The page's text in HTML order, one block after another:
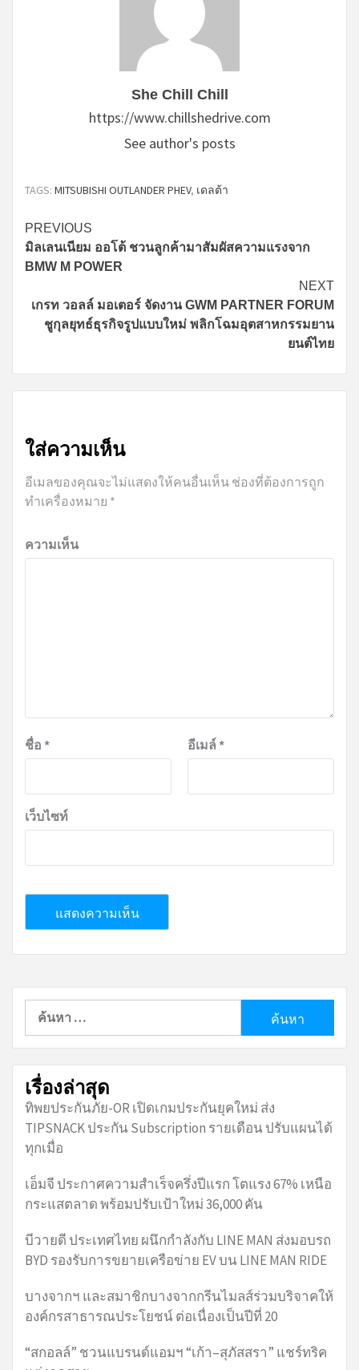
She Chill Chill
https://www.chillshedrive.com
See author's posts
TAGS: MITSUBISHI OUTLANDER PHEV, เดลต้า
Continue
Reading
PREVIOUS
มิลเลนเนียม ออโต้ ชวนลูกค้ามาสัมผัสความแรงจาก
BMW M POWER
NEXT
เกรท วอลล์ มอเตอร์ จัดงาน GWM PARTNER FORUM
ชูกุลยุทธ์ธุรกิจรูปแบบใหม่ พลิกโฉมอุตสาหกรรมยาน
ยนต์ไทย
ใส่ความเห็น
อีเมลของคุณจะไม่แสดงให้คนอื่นเห็น ช่องที่ต้องการถูก
ทำเครื่องหมาย *
ความเห็น
ชื่อ * อีเมล์ *
เว็บไซท์
ค้นหา
เรื่องล่าสุด
ทิพยประกันภัย-OR เปิดเกมประกันยุคใหม่ ส่ง
TIPSNACK ประกัน Subscription รายเดือน ปรับแผนได้
ทุกเมื่อ
เอ็มจี ประกาศความสำเร็จครึ่งปีแรก โตแรง 67% เหนือ
กระแสตลาด พร้อมปรับเป้าใหม่ 36,000 คัน
บีวายดี ประเทศไทย ผนึกกำลังกับ LINE MAN ส่งมอบรถ
BYD รองรับการขยายเครือข่าย EV บน LINE MAN RIDE
บางจากฯ และสมาชิกบางจากกรีนไมลส์ร่วมบริจาคให้
องค์กรสาธารณประโยชน์ ต่อเนื่องเป็นปีที่ 20
“สกอลล์” ชวนแบรนด์แอมฯ “เก้า–สุภัสสรา” แชร์ทริค